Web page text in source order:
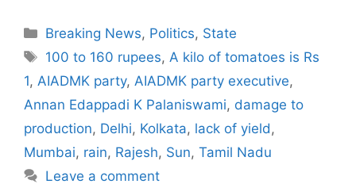
Categories
Breaking News, Politics, State
Tags
100 to 160 rupees, A kilo of tomatoes is Rs
1, AIADMK party, AIADMK party executive,
Annan Edappadi K Palaniswami, damage to
production, Delhi, Kolkata, lack of yield ,
Mumbai, rain, Rajesh, Sun, Tamil Nadu
Leave a comment